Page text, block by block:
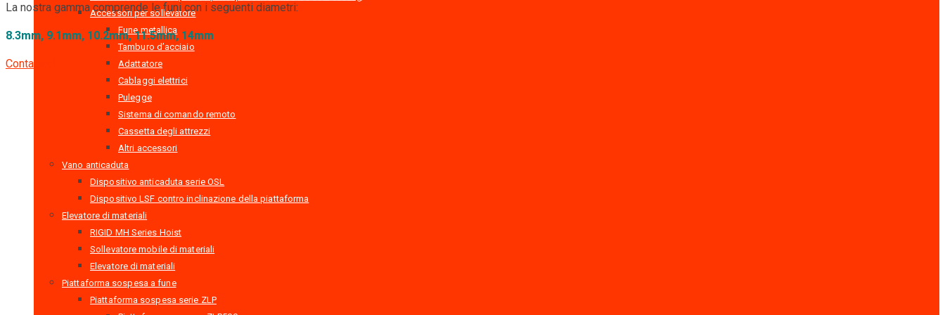
Accessori per sollevatore
Fune metallica
Tamburo d’acciaio
Adattatore
Cablaggi elettrici
Pulegge
Sistema di comando remoto
Cassetta degli attrezzi
Altri accessori
Vano anticaduta
Dispositivo anticaduta serie OSL
Dispositivo LSF contro inclinazione della piattaforma
Elevatore di materiali
RIGID MH Series Hoist
Sollevatore mobile di materiali
Elevatore di materiali
Piattaforma sospesa a fune
Piattaforma sospesa serie ZLP
La nostra gamma comprende le funi con i seguenti diametri:
8.3mm, 9.1mm, 10.2mm, 11.5mm, 14mm
Contattaci